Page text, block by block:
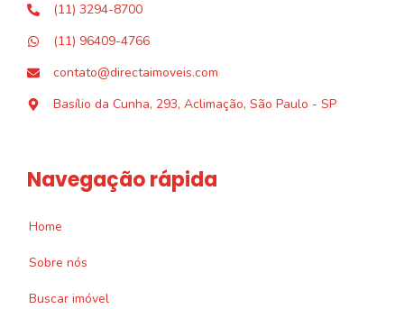
(11) 3294-8700
(11) 96409-4766
contato@directaimoveis.com
Basílio da Cunha, 293, Aclimação, São Paulo - SP
Navegação rápida
Home
Sobre nós
Buscar imóvel